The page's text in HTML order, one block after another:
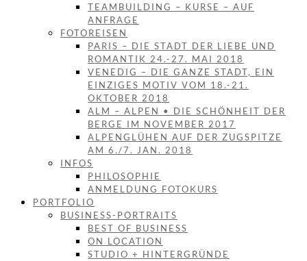
TEAMBUILDING – KURSE – AUF
ANFRAGE
FOTOREISEN
PARIS – DIE STADT DER LIEBE UND
ROMANTIK 24.-27. MAI 2018
VENEDIG – DIE GANZE STADT, EIN
EINZIGES MOTIV VOM 18.-21.
OKTOBER 2018
ALM – ALPEN • DIE SCHÖNHEIT DER
BERGE IM NOVEMBER 2017
ALPENGLÜHEN AUF DER ZUGSPITZE
AM 6./7. JAN. 2018
INFOS
PHILOSOPHIE
ANMELDUNG FOTOKURS
PORTFOLIO
BUSINESS-PORTRAITS
BEST OF BUSINESS
ON LOCATION
STUDIO + HINTERGRÜNDE